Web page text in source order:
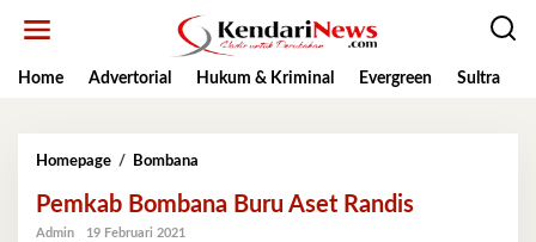
Home
Advertorial Hukum & Kriminal Evergreen Sultra
Homepage / Bombana
Buru
Pemkab Bombana Buru Aset Randis
Admin
19 Februari 2021